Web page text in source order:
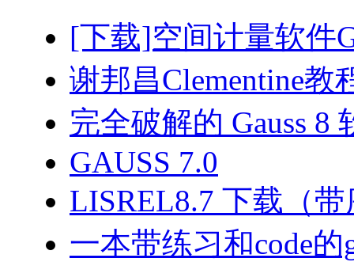
[下载]空间计量软件
谢邦昌Clementine教
完全破解的 Gauss 8
GAUSS 7.0
LISREL8.7 下载（
一本带练习和code的